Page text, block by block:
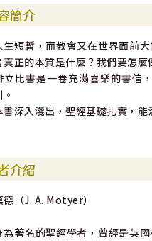
簡介
生短暫，而教會又在世界面前
真正的本質是什麼？我們要怎
立比書是一卷充滿喜樂的書信
書深入淺出，聖經基礎扎實，
介紹
德（J. A. Motyer）
為著名的聖經學者，曾經是英